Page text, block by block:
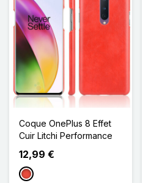
Coque OnePlus 8 Effet
Cuir Litchi Performance
12,99 €
Rouge